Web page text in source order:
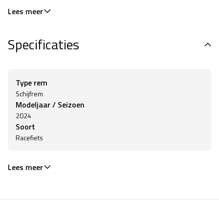
Lees meer
Specificaties
Type rem
Schijfrem
Modeljaar / Seizoen
2024
Soort
Racefiets
Lees meer